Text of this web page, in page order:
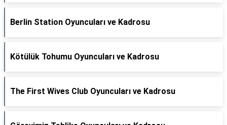
Berlin Station Oyuncuları ve Kadrosu
Kötülük Tohumu Oyuncuları ve Kadrosu
The First Wives Club Oyuncuları ve Kadrosu